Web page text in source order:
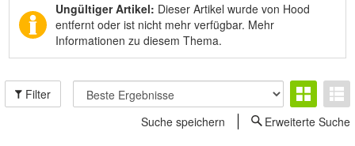
Ungültiger Artikel: Dieser Artikel wurde von Hood
entfernt oder ist nicht mehr verfügbar. Mehr
Informationen zu diesem Thema.
Filter
Suche speichern
Erweiterte Suche